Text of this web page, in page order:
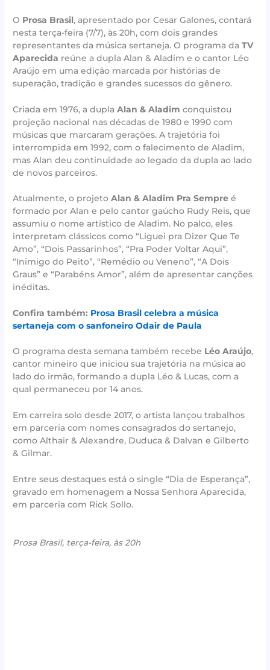
O Prosa Brasil, apresentado por Cesar Galones, contará
nesta terça-feira (7/7), às 20h, com dois grandes
representantes da música sertaneja. O programa daTV
Aparecida reúne a dupla Alan & Aladim e o cantor Léo
Araújo em uma edição marcada por histórias de
superação, tradição e grandes sucessos do gênero.
Criada em 1976, a duplaAlan & Aladim conquistou
projeção nacional nas décadas de 1980 e 1990 com
músicas que marcaram gerações. A trajetória foi
interrompida em 1992, com o falecimento de Aladim,
mas Alan deu continuidade ao legado da dupla ao lado
de novos parceiros.
Atualmente, o projetoAlan & Aladim Pra Sempre é
formado por Alan e pelo cantor gaúcho Rudy Reis, que
assumiu o nome artístico de Aladim. No palco, eles
interpretam clássicos como “Liguei pra Dizer Que Te
Amo”, “Dois Passarinhos”, “Pra Poder Voltar Aqui”,
“Inimigo do Peito”, “Remédio ou Veneno”, “A Dois
Graus” e “Parabéns Amor”, além de apresentar canções
inéditas.
Confira também: Prosa Brasil celebra a música
sertaneja com o sanfoneiro Odair de Paula
O programa desta semana também recebe Léo Araújo,
cantor mineiro que iniciou sua trajetória na música ao
lado do irmão, formando a dupla Léo & Lucas, com a
qual permaneceu por 14 anos.
Em carreira solo desde 2017, o artista lançou trabalhos
em parceria com nomes consagrados do sertanejo,
como Althair & Alexandre, Duduca & Dalvan e Gilberto
& Gilmar.
Entre seus destaques está o single “Dia de Esperança”,
gravado em homenagem a Nossa Senhora Aparecida,
em parceria com Rick Sollo.
Prosa Brasil, terça-feira, às 20h